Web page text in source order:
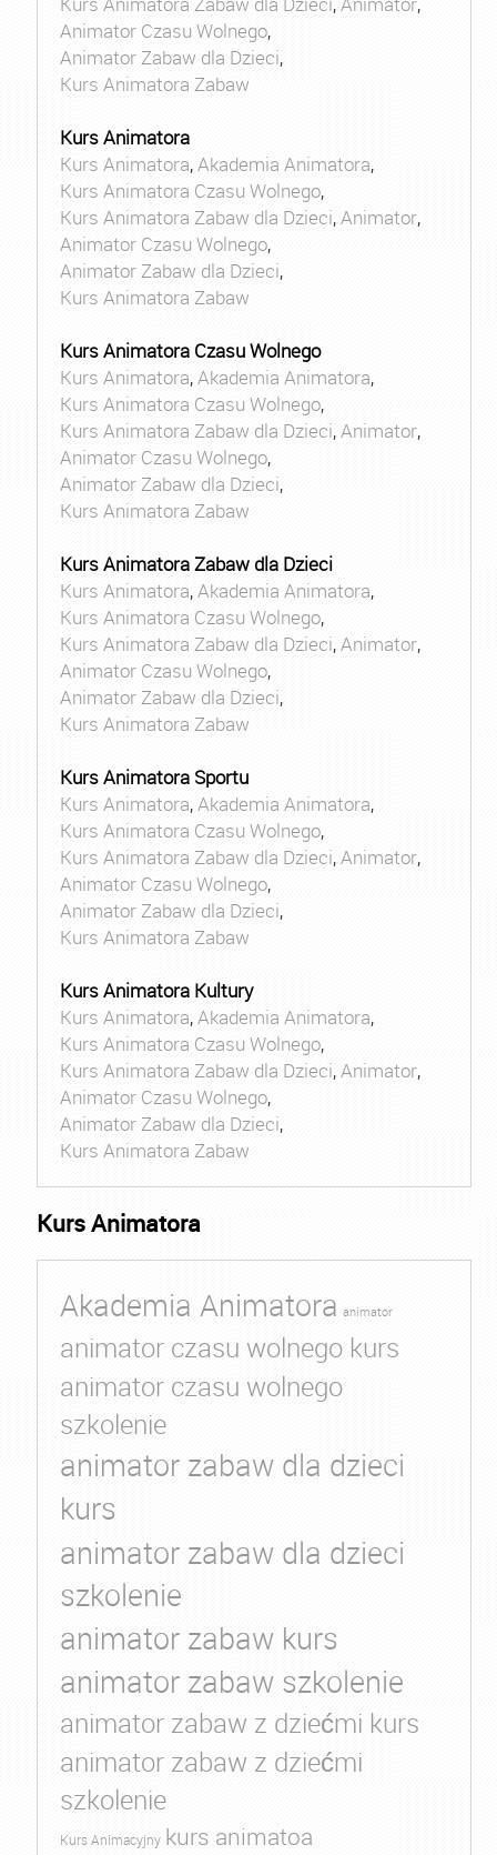
Animator Czasu Wolnego,
Animator Zabaw dla Dzieci,
Kurs Animatora Zabaw
Kurs Animatora
Kurs Animatora,Akademia Animatora,
Kurs Animatora Czasu Wolnego,
Kurs Animatora Zabaw dla Dzieci,Animator,
Animator Czasu Wolnego,
Animator Zabaw dla Dzieci,
Kurs Animatora Zabaw
Kurs Animatora Czasu Wolnego
Kurs Animatora,Akademia Animatora,
Kurs Animatora Czasu Wolnego,
Kurs Animatora Zabaw dla Dzieci,Animator,
Animator Czasu Wolnego,
Animator Zabaw dla Dzieci,
Kurs Animatora Zabaw
Kurs Animatora Zabaw dla Dzieci
Kurs Animatora,Akademia Animatora,
Kurs Animatora Czasu Wolnego,
Kurs Animatora Zabaw dla Dzieci,Animator,
Animator Czasu Wolnego,
Animator Zabaw dla Dzieci,
Kurs Animatora Zabaw
Kurs Animatora Sportu
Kurs Animatora,Akademia Animatora,
Kurs Animatora Czasu Wolnego,
Kurs Animatora Zabaw dla Dzieci,Animator,
Animator Czasu Wolnego,
Animator Zabaw dla Dzieci,
Kurs Animatora Zabaw
Kurs Animatora Kultury
Kurs Animatora,Akademia Animatora,
Kurs Animatora Czasu Wolnego,
Kurs Animatora Zabaw dla Dzieci,Animator,
Animator Czasu Wolnego,
Animator Zabaw dla Dzieci,
Kurs Animatora Zabaw
Kurs Animatora
Akademia Animatora animator
animator czasu wolnego kurs
animator czasu wolnego
szkolenie
animator zabaw dla dzieci
kurs
animator zabaw dla dzieci
szkolenie
animator zabaw kurs
animator zabaw szkolenie
animator zabaw z dziećmi kurs
animator zabaw z dziećmi
szkolenie
Kurs Animacyjny kurs animatoa